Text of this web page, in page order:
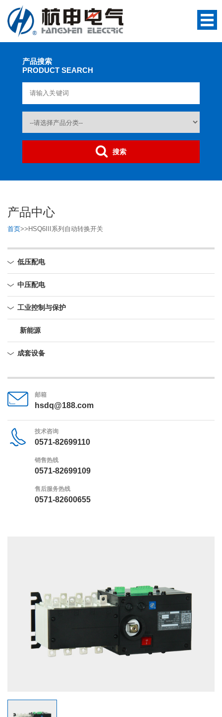
产品搜索
PRODUCT SEARCH
搜索
产品中心
首页>> HSQ6III系列自动转换开关
低压配电
中压配电
工业控制与保护
新能源
成套设备
邮箱
hsdq@188.com
技术咨询
0571-82699110
销售热线
0571-82699109
售后服务热线
0571-82600655